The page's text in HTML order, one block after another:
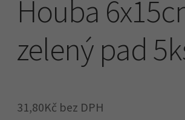
Houba
zelený pad
31,80Kč bez DPH